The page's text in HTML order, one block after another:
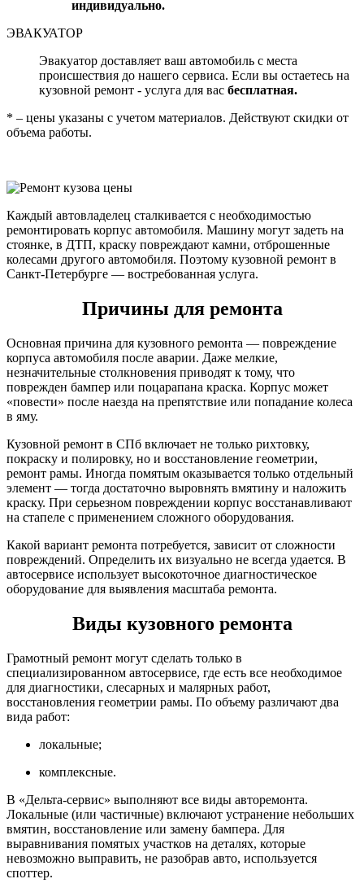
индивидуально.
ЭВАКУАТОР
Эвакуатор доставляет ваш автомобиль с места
происшествия до нашего сервиса. Если вы остаетесь на
кузовной ремонт - услуга для вас бесплатная.
* – цены указаны с учетом материалов. Действуют скидки от
объема работы.
Каждый автовладелец сталкивается с необходимостью
ремонтировать корпус автомобиля. Машину могут задеть на
стоянке, в ДТП, краску повреждают камни, отброшенные
колесами другого автомобиля. Поэтому кузовной ремонт в
Санкт-Петербурге — востребованная услуга.
Причины для ремонта
Основная причина для кузовного ремонта — повреждение
корпуса автомобиля после аварии. Даже мелкие,
незначительные столкновения приводят к тому, что
поврежден бампер или поцарапана краска. Корпус может
«повести» после наезда на препятствие или попадание колеса
в яму.
Кузовной ремонт в СПб включает не только рихтовку,
покраску и полировку, но и восстановление геометрии,
ремонт рамы. Иногда помятым оказывается только отдельный
элемент — тогда достаточно выровнять вмятину и наложить
краску. При серьезном повреждении корпус восстанавливают
на стапеле с применением сложного оборудования.
Какой вариант ремонта потребуется, зависит от сложности
повреждений. Определить их визуально не всегда удается. В
автосервисе использует высокоточное диагностическое
оборудование для выявления масштаба ремонта.
Виды кузовного ремонта
Грамотный ремонт могут сделать только в
специализированном автосервисе, где есть все необходимое
для диагностики, слесарных и малярных работ,
восстановления геометрии рамы. По объему различают два
вида работ:
локальные;
комплексные.
В «Дельта-сервис» выполняют все виды авторемонта.
Локальные (или частичные) включают устранение небольших
вмятин, восстановление или замену бампера. Для
выравнивания помятых участков на деталях, которые
невозможно выправить, не разобрав авто, используется
споттер.